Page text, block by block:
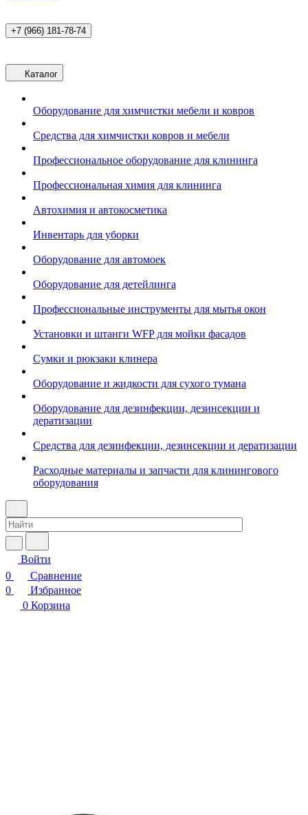
+7 (966) 181-78-74
Каталог
Оборудование для химчистки мебели и ковров
Средства для химчистки ковров и мебели
Профессиональное оборудование для клининга
Профессиональная химия для клининга
Автохимия и автокосметика
Инвентарь для уборки
Оборудование для автомоек
Оборудование для детейлинга
Профессиональные инструменты для мытья окон
Установки и штанги WFP для мойки фасадов
Сумки и рюкзаки клинера
Оборудование и жидкости для сухого тумана
Оборудование для дезинфекции, дезинсекции и
дератизации
Средства для дезинфекции, дезинсекции и дератизации
Расходные материалы и запчасти для клинингового
оборудования
Войти
0
Сравнение
0
Избранное
0 Корзина